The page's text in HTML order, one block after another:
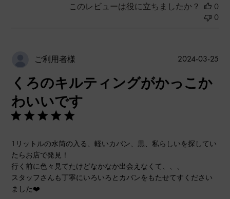
このレビューは役に立ちましたか？
0
0
ご利用者様
くろのキルティングがかっこか
わいいです
1リットルの水筒の入る、軽いカバン、黒、私らしいを探してい
たらお店で発見！
行く前に色々見てたけどなかなか出会えなくて、、、
スタッフさんも丁寧にいろいろとカバンをもたせてすください
ました❤️
公
2024-03-25